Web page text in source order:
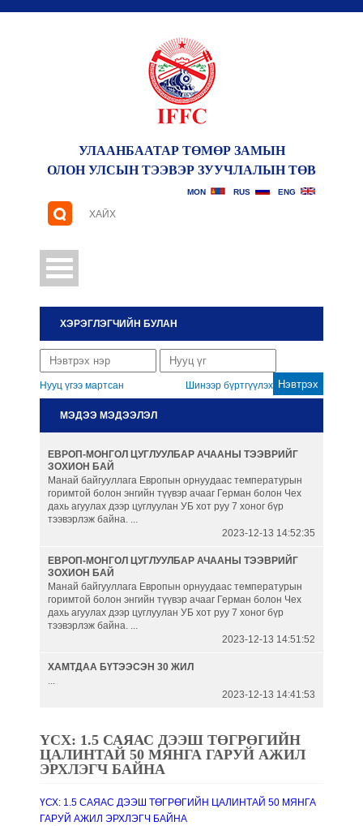
УЛААНБААТАР ТӨМӨР ЗАМЫН
ОЛОН УЛСЫН ТЭЭВЭР ЗУУЧЛАЛЫН ТӨВ
MON RUS ENG
Гаалийн бүрдүүлэлт
албан татвар
Танилцуулга
ХЭРЭГЛЭГЧИЙН БУЛАН
Нууц үгээ мартсан Шинээр бүртгүүлэх
МЭДЭЭ МЭДЭЭЛЭЛ
ЕВРОП-МОНГОЛ ЦУГЛУУЛБАР АЧААНЫ ТЭЭВРИЙГ
ЗОХИОН БАЙ
Манай байгууллага Европын орнуудаас температурын
горимтой болон энгийн түүвэр ачааг Герман болон Чех
дахь агуулах дээр цуглуулан УБ хот руу 7 хоног бүр
тээвэрлэж байна. ...
2023-12-13 14:52:35
ЕВРОП-МОНГОЛ ЦУГЛУУЛБАР АЧААНЫ ТЭЭВРИЙГ
ЗОХИОН БАЙ
Манай байгууллага Европын орнуудаас температурын
горимтой болон энгийн түүвэр ачааг Герман болон Чех
дахь агуулах дээр цуглуулан УБ хот руу 7 хоног бүр
тээвэрлэж байна. ...
2023-12-13 14:51:52
ХАМТДАА БҮТЭЭСЭН 30 ЖИЛ
...
2023-12-13 14:41:53
ҮСХ: 1.5 САЯАС ДЭЭШ ТӨГРӨГИЙН
ЦАЛИНТАЙ 50 МЯНГА ГАРУЙ АЖИЛ
ЭРХЛЭГЧ БАЙНА
ҮСХ: 1.5 САЯАС ДЭЭШ ТӨГРӨГИЙН ЦАЛИНТАЙ 50 МЯНГА
ГАРУЙ АЖИЛ ЭРХЛЭГЧ БАЙНА